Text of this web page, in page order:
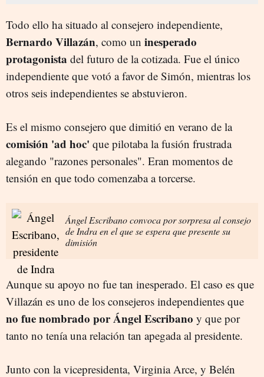
Todo ello ha situado al consejero independiente,
Bernardo Villazán, como un inesperado
protagonista del futuro de la cotizada. Fue el único
independiente que votó a favor de Simón, mientras los
otros seis independientes se abstuvieron.
Es el mismo consejero que dimitió en verano de la
comisión 'ad hoc' que pilotaba la fusión frustrada
alegando "razones personales". Eran momentos de
tensión en que todo comenzaba a torcerse.
Ángel Escribano convoca por sorpresa al consejo
de Indra en el que se espera que presente su
dimisión
Aunque su apoyo no fue tan inesperado. El caso es que
Villazán es uno de los consejeros independientes que
no fue nombrado por Ángel Escribano y que por
tanto no tenía una relación tan apegada al presidente.
Junto con la vicepresidenta, Virginia Arce, y Belén